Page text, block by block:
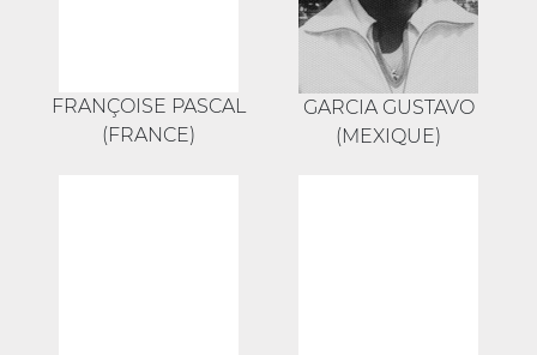
FRANÇOISE PASCAL
(FRANCE)
GARCIA GUSTAVO
(MEXIQUE)